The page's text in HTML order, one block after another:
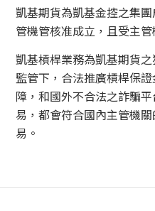
凱基期貨為凱基金控之集
管機管核准成立，且受主管
凱基槓桿業務為凱基期貨
監管下，合法推廣槓桿保
障，和國外不合法之詐騙
易，都會符合國內主管機
易。